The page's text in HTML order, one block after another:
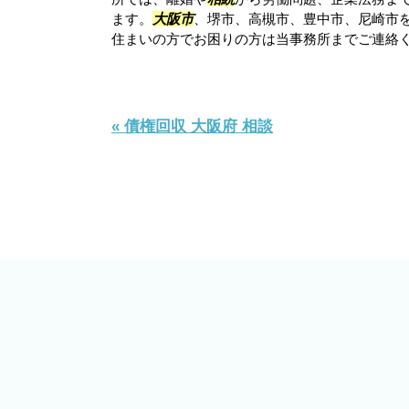
ます。
大阪市、堺市、高槻市、豊中市、尼崎市
住まいの方でお困りの方は当事務所までご連絡
« 債権回収 大阪府 相談